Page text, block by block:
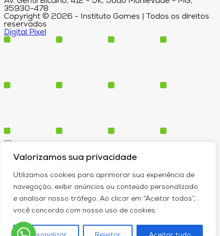
Valorizamos sua privacidade
Utilizamos cookies para aprimorar sua experiência de
navegação, exibir anúncios ou conteúdo personalizado
e analisar nosso tráfego. Ao clicar em “Aceitar todos”,
você concorda com nosso uso de cookies.
35930-478
Copyright © 2026 - Instituto Gomes | Todos os direitos
reservados
Digital Pixel
Cursos
Blog
Serviços
Conheça-nos